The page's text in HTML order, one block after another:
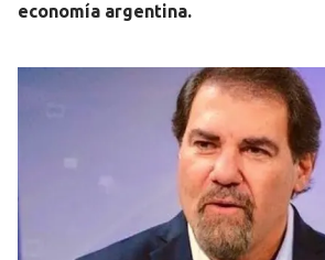
economía argentina.